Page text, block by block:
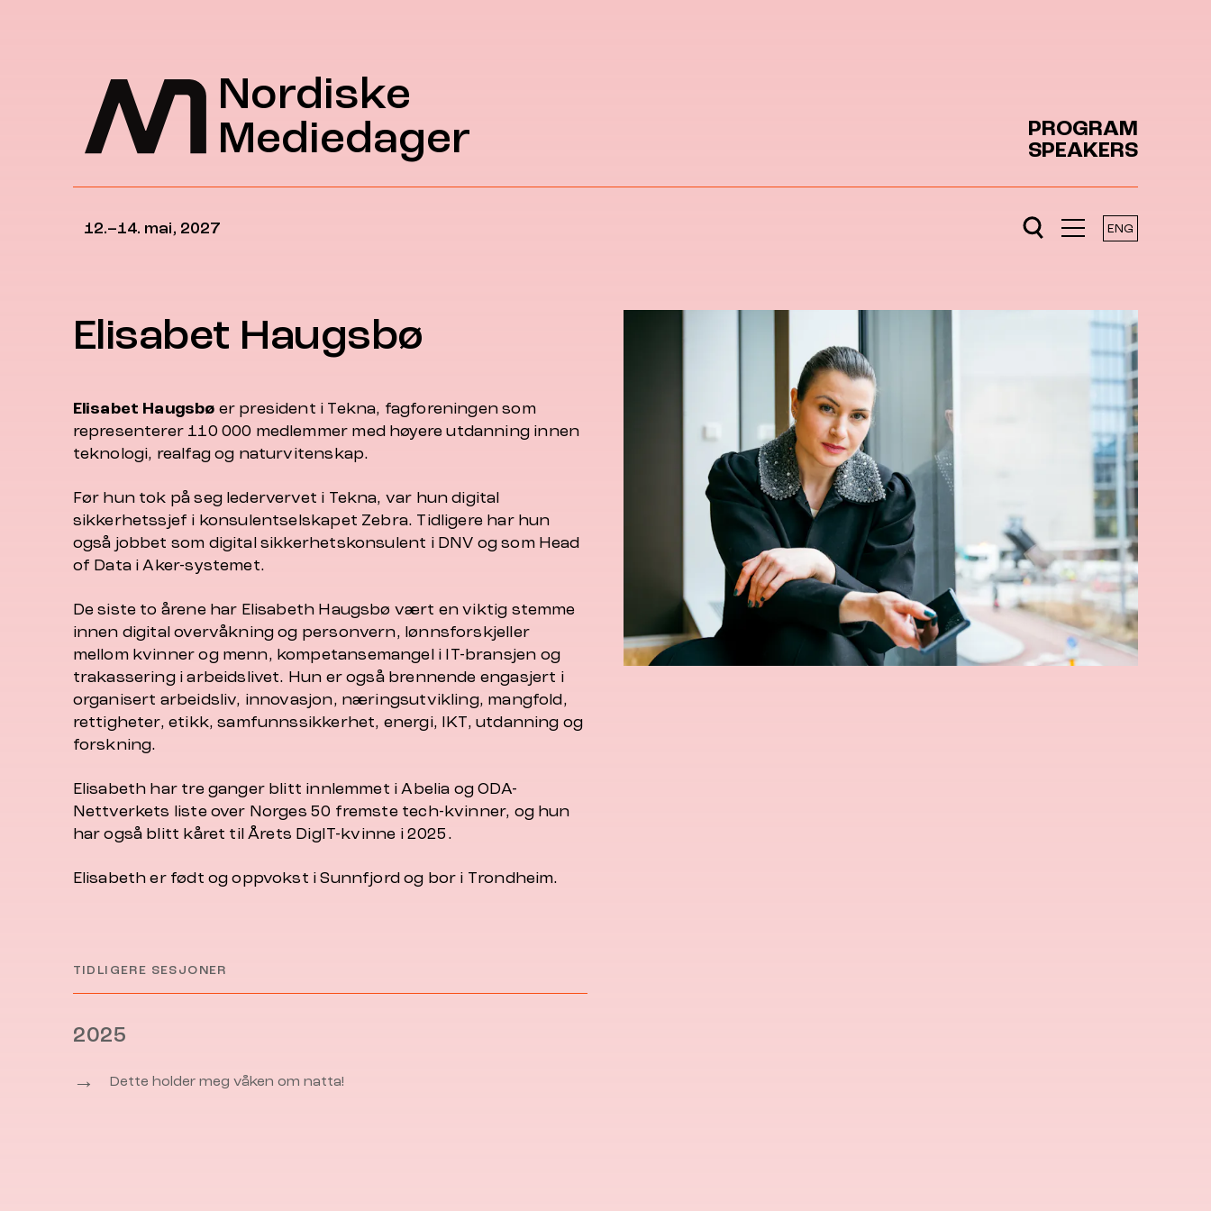
Nordiske
Mediedager
PROGRAM
SPEAKERS
12.–14. mai, 2027 ENG
Elisabet Haugsbø
Elisabet Haugsbø er president i Tekna, fagforeningen som
representerer 110 000 medlemmer med høyere utdanning innen
teknologi, realfag og naturvitenskap.
Før hun tok på seg ledervervet i Tekna, var hun digital
sikkerhetssjef i konsulentselskapet Zebra. Tidligere har hun
også jobbet som digital sikkerhetskonsulent i DNV og som Head
of Data i Aker-systemet.
De siste to årene har Elisabeth Haugsbø vært en viktig stemme
innen digital overvåkning og personvern, lønnsforskjeller
mellom kvinner og menn, kompetansemangel i IT-bransjen og
trakassering i arbeidslivet. Hun er også brennende engasjert i
organisert arbeidsliv, innovasjon, næringsutvikling, mangfold,
rettigheter, etikk, samfunnssikkerhet, energi, IKT, utdanning og
forskning.
Elisabeth har tre ganger blitt innlemmet i Abelia og ODA-
Nettverkets liste over Norges 50 fremste tech-kvinner, og hun
har også blitt kåret til Årets DigIT-kvinne i 2025.
Elisabeth er født og oppvokst i Sunnfjord og bor i Trondheim.
TIDLIGERE SESJONER
2025
→
Dette holder meg våken om natta!